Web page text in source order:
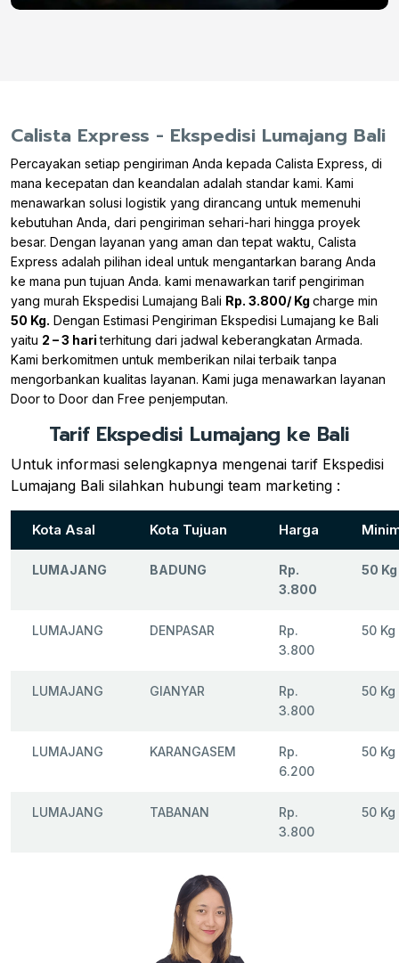
Calista Express - Ekspedisi Lumajang Bali
Percayakan setiap pengiriman Anda kepada Calista Express, di
mana kecepatan dan keandalan adalah standar kami. Kami
menawarkan solusi logistik yang dirancang untuk memenuhi
kebutuhan Anda, dari pengiriman sehari-hari hingga proyek
besar. Dengan layanan yang aman dan tepat waktu, Calista
Express adalah pilihan ideal untuk mengantarkan barang Anda
ke mana pun tujuan Anda. kami menawarkan tarif pengiriman
yang murah Ekspedisi Lumajang Bali Rp. 3.800/ Kg charge min
50 Kg. Dengan Estimasi Pengiriman Ekspedisi Lumajang ke Bali
yaitu 2 – 3 hariterhitung dari jadwal keberangkatan Armada.
Kami berkomitmen untuk memberikan nilai terbaik tanpa
mengorbankan kualitas layanan. Kami juga menawarkan layanan
Door to Door dan Free penjemputan.
Tarif Ekspedisi Lumajang ke Bali
Untuk informasi selengkapnya mengenai tarif Ekspedisi
Lumajang Bali silahkan hubungi team marketing :
Kota Asal Kota Tujuan Harga
LUMAJANG BADUNG
Rp.
3.800
50 Kg
LUMAJANG DENPASAR
Rp.
3.800
50 Kg
LUMAJANG GIANYAR
Rp.
3.800
50 Kg
LUMAJANG KARANGASEM
Rp.
6.200
50 Kg
LUMAJANG TABANAN
Rp.
3.800
50 Kg